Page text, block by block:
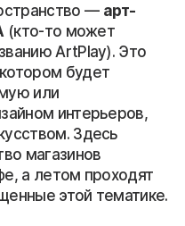
— арт-
(кто-то может
ArtPlay). Это
будет
или
интерьеров,
Здесь
магазинов
а летом проходят
этой тематике.